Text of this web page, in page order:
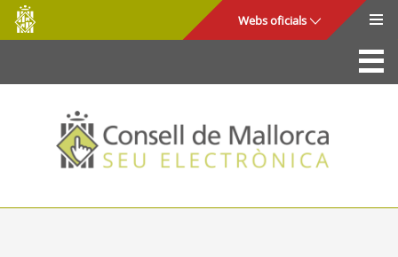
Salta al contingut principal
Consell
de
Mallorca
Webs oficials
La Seu
Consell de Mallorca
Accés i seguretat
Utilitats